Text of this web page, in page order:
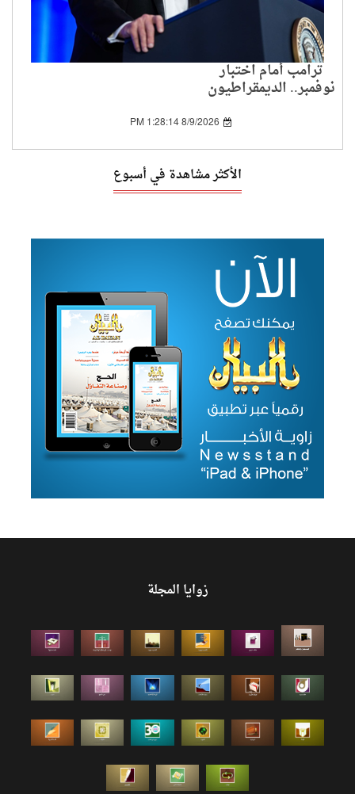
ترامب أمام اختبار
نوفمبر.. الديمقراطيون
تحقيقات واسعة 8/9/2026 1:28:14 PM
الأكثر مشاهدة في أسبوع
زوايا المجلة